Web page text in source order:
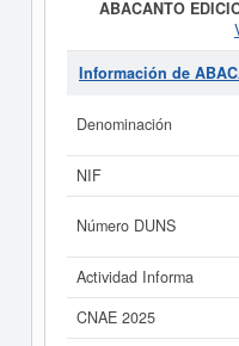
ABACANTO
19/02/2014 con el
REVISTAS Y
Y EN FORMATO
TERCEROS A
DE
número SIC asociado
acumulando un
informase a qué
empresa puede
Mercantil tiene
el BORME ha
Información de
Denominación
NIF
Número DUNS
Actividad Informa
CNAE 2025